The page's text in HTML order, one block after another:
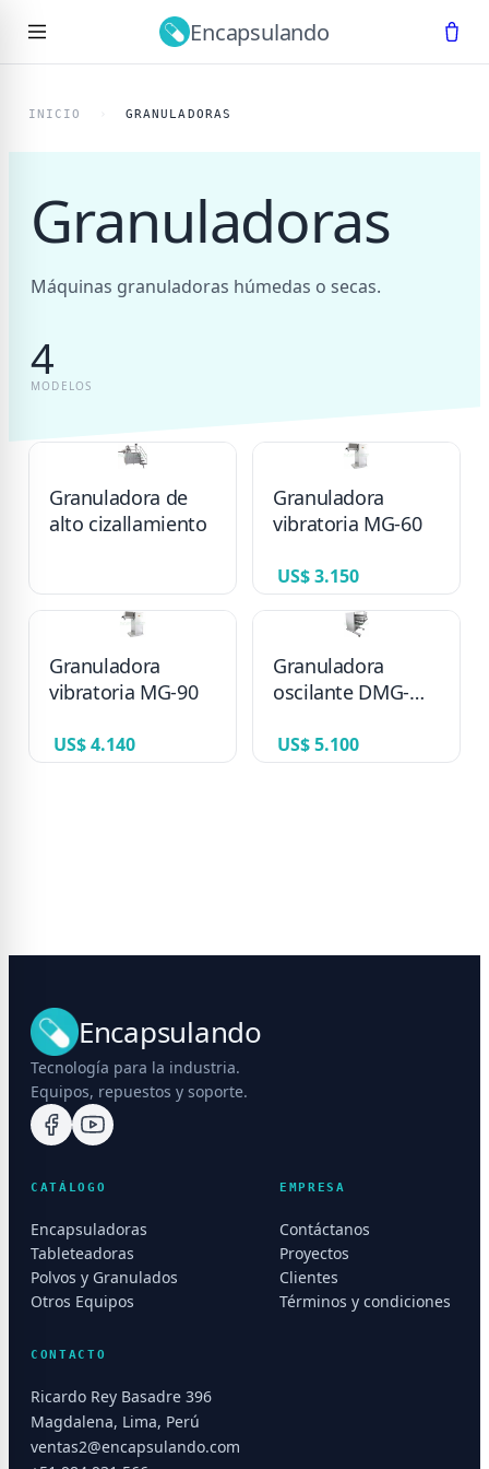
Encapsulando
INICIO GRANULADORAS
Granuladoras
Máquinas granuladoras húmedas o secas.
4
MODELOS
Granuladora de
alto cizallamiento
Granuladora
vibratoria MG-60
US$ 3.150
Granuladora
vibratoria MG-90
US$ 4.140
Granuladora
oscilante DMG-
US$ 5.100
Encapsulando
Tecnología para la industria.
Equipos, repuestos y soporte.
CATÁLOGO
Encapsuladoras
Tableteadoras
Polvos y Granulados
Otros Equipos
EMPRESA
Contáctanos
Proyectos
Clientes
Términos y condiciones
CONTACTO
Ricardo Rey Basadre 396
Magdalena, Lima, Perú
ventas2@encapsulando.com